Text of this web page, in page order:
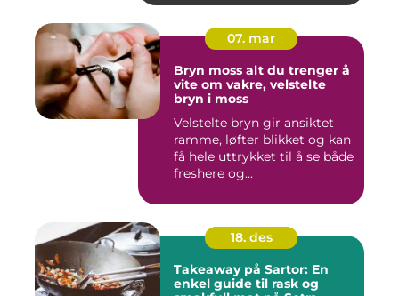
07. mar
Bryn moss alt du trenger å
vite om vakre, velstelte
bryn i moss
Velstelte bryn gir ansiktet
ramme, løfter blikket og kan
få hele uttrykket til å se både
freshere og...
18. des
Takeaway på Sartor: En
enkel guide til rask og